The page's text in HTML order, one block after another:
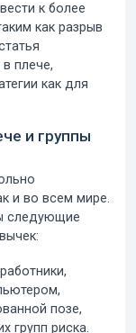
к более
как разрыв
плече,
как для
и группы
и во всем мире.
следующие
позе,
групп риска.